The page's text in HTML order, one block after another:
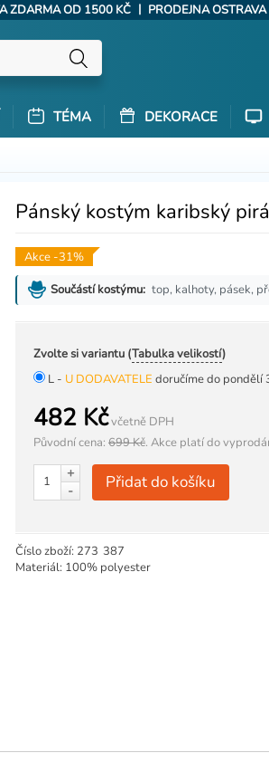
ZDARMA OD 1500 KČ | PRODEJNA OSTRAVA
TÉMA DEKORACE
Pánský kostým karibský
Akce -31%
Součástí kostýmu: top, kalhoty, pásek,
Zvolte si variantu (Tabulka velikostí)
L - U DODAVATELEdoručíme do pondělí
482 Kčvčetně DPH
Původní cena:699 Kč.Akce platí do
+
-
Přidat do košíku
Číslo zboží: 273 387
Materiál: 100% polyester